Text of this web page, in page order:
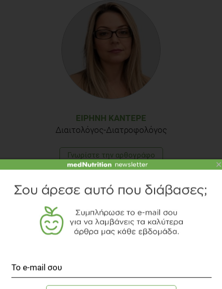
Λαμπράκη, Explorer, Αθήνα, 2006.
“Ένα τραχύ και βραχώδες τοπίο: Η ιστορία του τοπίου και
των οικισμών στη Χερσόνησο των Μεθάνων”, Christopher
Γαστρονομικός Τουρισμός. Μία συνολική θεώρηση στη
σύνδεση γαστρονομίας και τουρισμού, Χαρίλαος
ΕΙΡΉΝΗ ΚΑΝΤΕΡΈ
Διαιτολόγος-Διατροφολόγος
Γνωρίστε την αρθογράφο
Δείτε το διαιτολογικό γραφείο
TOPICS
×